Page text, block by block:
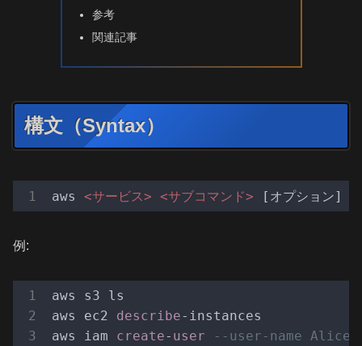
参考
関連記事
構文（Syntax）
aws <サービス> <サブコマンド>
例:
aws s3 ls
aws ec2 describe-instances
aws iam create- user --user-name Alice